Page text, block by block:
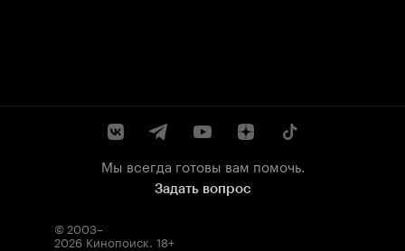
Мы всегда готовы вам помочь.
Задать вопрос
© 2003–
2026 Кинопоиск. 18+